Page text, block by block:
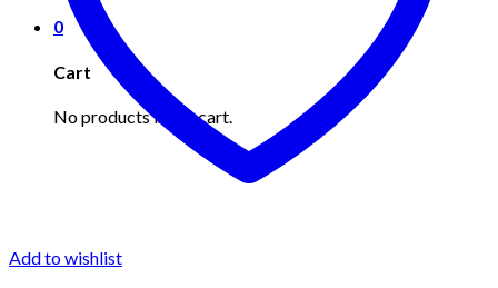
0
Cart
No products in the cart.
Add to wishlist